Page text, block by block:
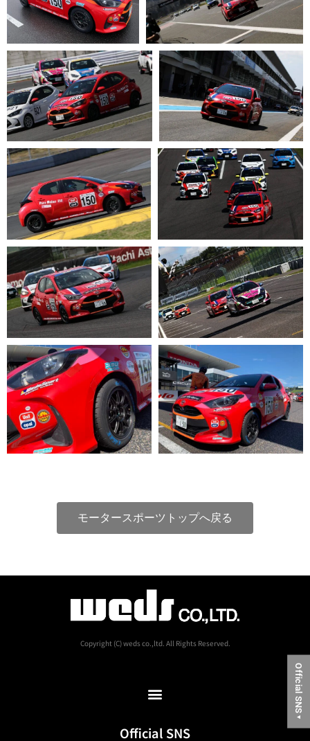
Official SNS
▼
モータースポーツトップへ戻る
Copyright (C) weds co.,ltd. All Rights Reserved.
Official SNS